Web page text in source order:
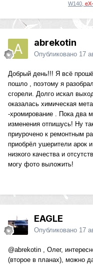
W140, eX-
abrekotin
Опубликовано 17
Добрый день!!! Я всё
пошло , поэтому я
сгорели. Долго искал
оказалась химическая
-хромирование . Пока два
изменения отпишусь! Ну
приурочено к ремонтным
приобрёл ушерители арок
низкого качества и
могу фото выложить!
EAGLE
Опубликовано 17
@abrekotin , Олег,
(второе в планах), можно